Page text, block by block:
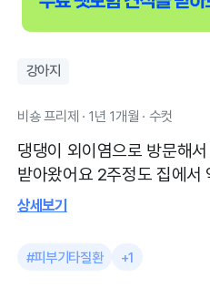
강아지
비숑 프리제 · 1년 1개월 · 수컷
댕댕이 외이염으로 방문해
받아왔어요 2주정도 집에서
데.. 이젠 다 낳았습니다 다른
기르는 댕댕이도 저를 너무
상세보기
#피부기타질환 +1